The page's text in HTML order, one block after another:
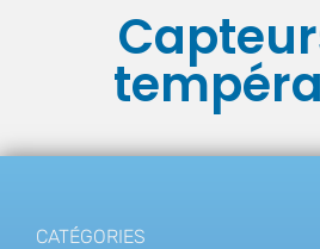
CATÉGORIES